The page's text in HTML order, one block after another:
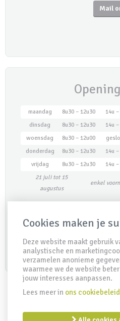
Mail
maandag 8u30 – 12u30
14u
dinsdag
8u30 – 12u30
14u
woensdag
8u30 – 12u00
donderdag
8u30 – 12u30
14u
vrijdag
8u30 – 12u30
14u
21 juli tot 15
augustus
enkel
Maak een
IDD Richtlijn Disclaimer
Cookies maken je
Deze website maakt gebruik
analystische en
verzamelen anonieme
waarmee we de website
jouw interesses aanpassen.
Lees meer in ons